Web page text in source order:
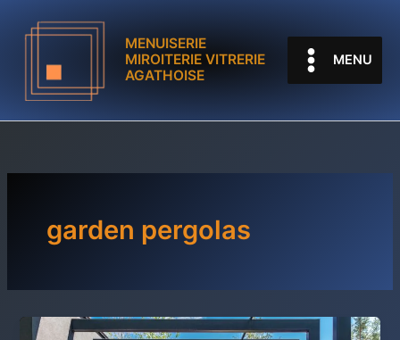
MENUISERIE
MIROITERIE VITRERIE
AGATHOISE
MENU
garden pergolas